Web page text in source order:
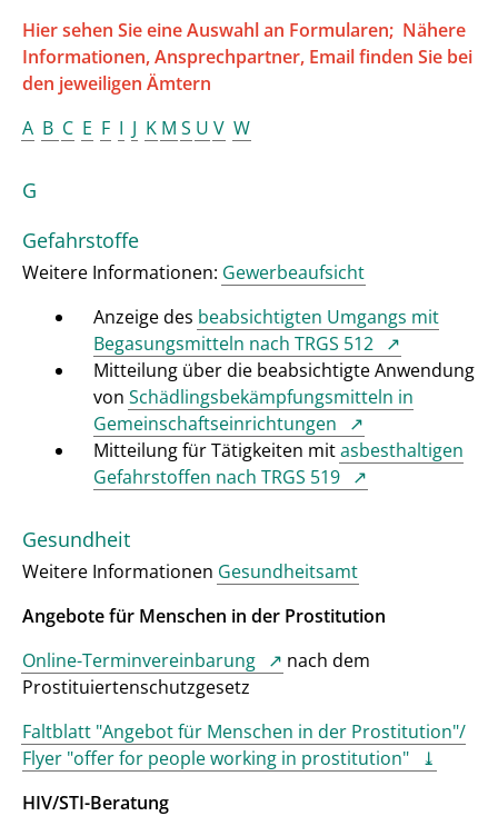
Hier sehen Sie eine Auswahl an Formularen; Nähere
Informationen, Ansprechpartner, Email finden Sie bei
den jeweiligen Ämtern
A B C E F I J K M S U V W
G
Gefahrstoffe
Weitere Informationen: Gewerbeaufsicht
Anzeige des beabsichtigten Umgangs mit
Begasungsmitteln nach TRGS 512
Mitteilung über die beabsichtigte Anwendung
von Schädlingsbekämpfungsmitteln in
Gemeinschaftseinrichtungen
Mitteilung für Tätigkeiten mitasbesthaltigen
Gefahrstoffen nach TRGS 519
Gesundheit
Weitere Informationen Gesundheitsamt
Angebote für Menschen in der Prostitution
Online-Terminvereinbarung
nach dem
Prostituiertenschutzgesetz
Faltblatt "Angebot für Menschen in der Prostitution"/
Flyer "offer for people working in prostitution"
HIV/STI-Beratung